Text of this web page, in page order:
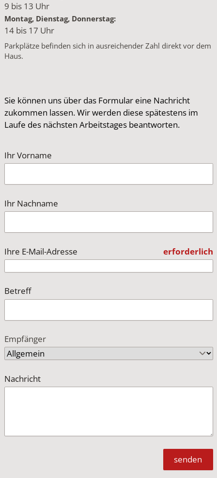
9 bis 13 Uhr
Montag, Dienstag, Donnerstag:
14 bis 17 Uhr
Parkplätze befinden sich in ausreichender Zahl direkt vor dem
Haus.
Sie können uns über das Formular eine Nachricht
zukommen lassen. Wir werden diese spätestens im
Laufe des nächsten Arbeitstages beantworten.
Ihr Vorname
Ihr Nachname
Ihre E-Mail-Adresse erforderlich
Betreff
Empfänger
Nachricht
senden